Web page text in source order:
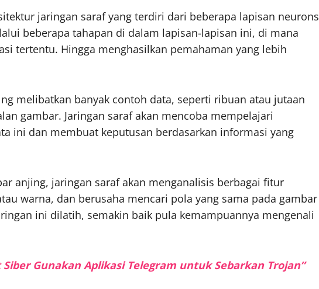
jaringan saraf yang terdiri dari beberapa lapisan neurons
beberapa tahapan di dalam lapisan-lapisan ini, di mana
tertentu. Hingga menghasilkan pemahaman yang lebih
melibatkan banyak contoh data, seperti ribuan atau jutaan
gambar. Jaringan saraf akan mencoba mempelajari
ini dan membuat keputusan berdasarkan informasi yang
anjing, jaringan saraf akan menganalisis berbagai fitur
warna, dan berusaha mencari pola yang sama pada gambar
ini dilatih, semakin baik pula kemampuannya mengenali
Siber Gunakan Aplikasi Telegram untuk Sebarkan Trojan”